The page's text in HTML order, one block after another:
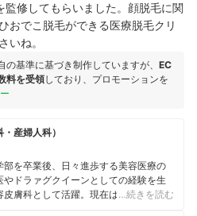
修してもらいました。顔脱毛に関
おでこ脱毛ができる医療脱毛クリ
いね。
基準に基づき制作していますが、 EC
料を受領しており、プロモーションを
産婦人科）
部を卒業後、日々進歩する美容医療の
やドラァグクイーンとしての経験を生
皮膚科として活躍。現在は、表参道ス
…続きを読む